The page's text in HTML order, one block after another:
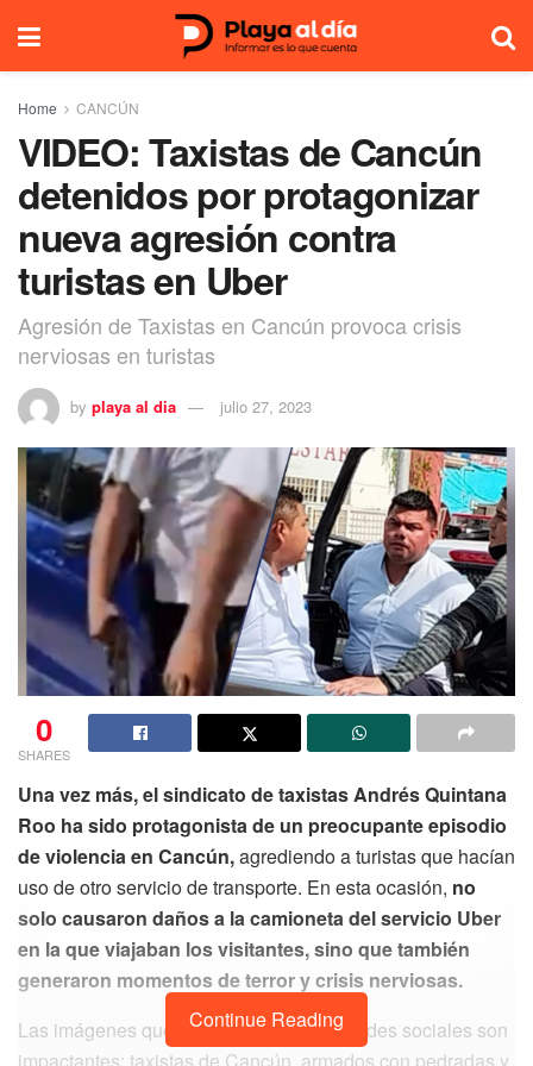
Home CANCÚN
VIDEO: Taxistas de Cancún
detenidos por protagonizar
nueva agresión contra
turistas en Uber
Agresión de Taxistas en Cancún provoca crisis
nerviosas en turistas
by playa al dia julio 27, 2023
0
SHARES
Una vez más, el sindicato de taxistas Andrés Quintana
Roo ha sido protagonista de un preocupante episodio
de violencia en Cancún,agrediendo a turistas que hacían
uso de otro servicio de transporte. En esta ocasión, no
solo causaron daños a la camioneta del servicio Uber
en la que viajaban los visitantes, sino que también
generaron momentos de terror y crisis nerviosas.
Las imágenes que se han difundido en redes sociales son
impactantes: taxistas de Cancún, armados con pedradas y
Continue Reading